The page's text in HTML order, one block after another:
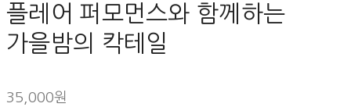
플레어 퍼모먼스와 함께하는
가을밤의 칵테일
35,000원